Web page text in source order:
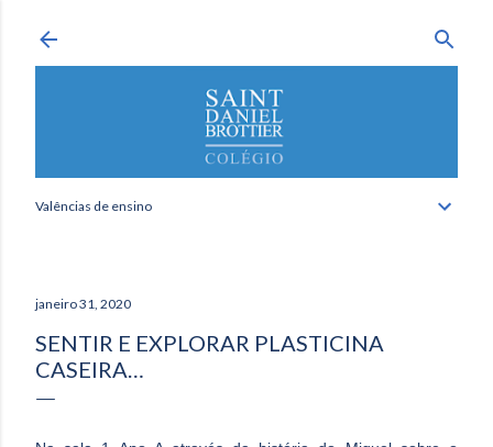
Valências de ensino
janeiro 31, 2020
SENTIR E EXPLORAR PLASTICINA
CASEIRA…